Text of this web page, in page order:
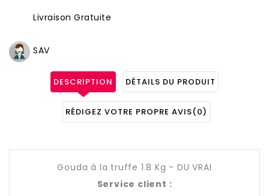
Livraison Gratuite
SAV
DESCRIPTION DÉTAILS DU PRODUIT
RÉDIGEZ VOTRE PROPRE AVIS(0)
Gouda à la truffe 1.8 Kg - DU VRAI
Service client :